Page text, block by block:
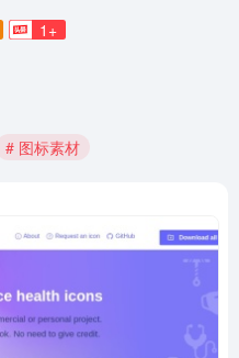
1+
# 图标素材